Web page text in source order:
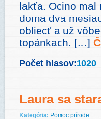
lakťa. Ocino mal
doma dva
obliecť a už
topánkach. […]
Počet hlasov:1020
Laura sa
Kategória: Pomoc prírode